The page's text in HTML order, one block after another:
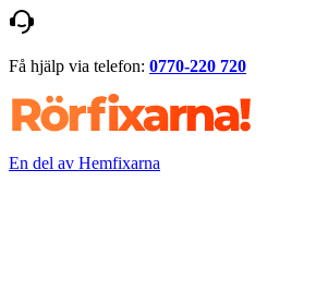
Få hjälp via telefon: 0770-220 720
En del av Hemfixarna